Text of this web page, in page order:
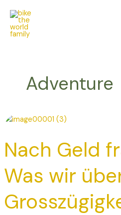
Inhalt
springen
Adventure
Nach Geld
Was wir
Nach
fragen?
Was
wir
über
denken